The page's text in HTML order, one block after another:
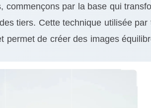
par la base qui
tiers. Cette technique utilisée
de créer des images